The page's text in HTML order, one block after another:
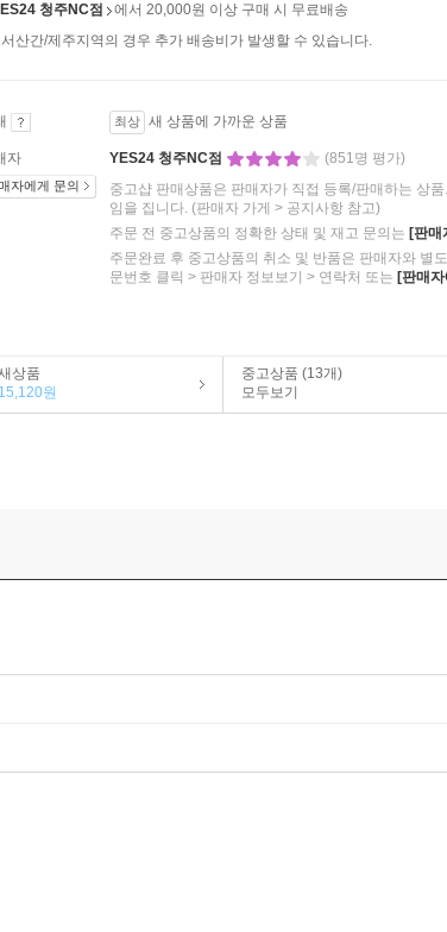
청주NC점
에서 20,000원 이상 구매 시 무료배송
산간/제주지역의 경우 추가 배송비가 발생할 수 있습니다.
최상 새 상품에 가까운 상품
자
자에게 문의
YES24 청주NC점
(851명 평가)
중고샵 판매상품은 판매자가 직접 등록/판매하는 상
임을 집니다. (판매자 가게 > 공지사항 참고)
주문 전 중고상품의 정확한 상태 및 재고 문의는 [판매
주문완료 후 중고상품의 취소 및 반품은 판매자와 별
문번호 클릭 > 판매자 정보보기 > 연락처 또는 [판매
상품
원
중고상품 (13개)
모두보기